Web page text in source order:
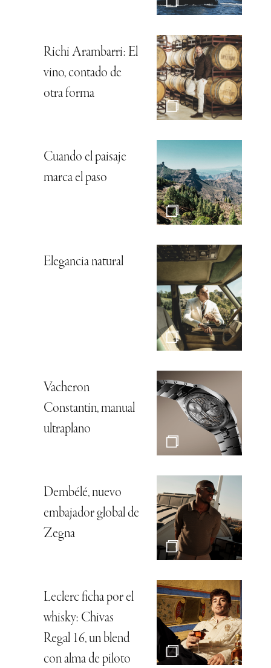
Richi Arambarri: El
vino, contado de
otra forma
Cuando el paisaje
marca el paso
Elegancia natural
Vacheron
Constantin, manual
ultraplano
Dembélé, nuevo
embajador global de
Zegna
Leclerc ficha por el
whisky: Chivas
Regal 16, un blend
con alma de piloto